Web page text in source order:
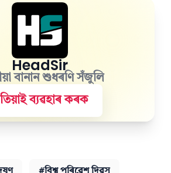
HeadSir
বানান শুধৰণি সঁজুলি
ব্যৱহাৰ কৰক